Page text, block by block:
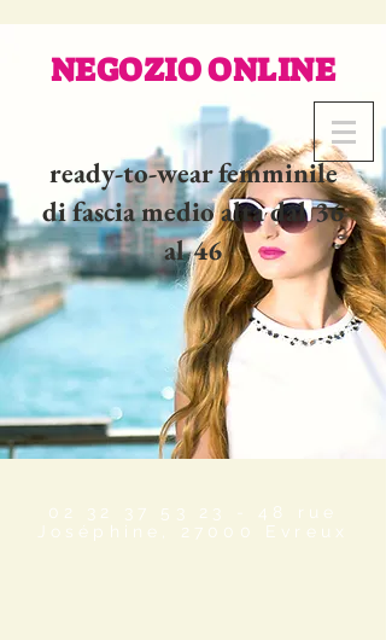
NEGOZIO ONLINE
ready-to-wear femminile
di fascia medio alta dal 36
al 46
02 32 37 53 23 - 48
rue
Joséphine, 27000 Evreux